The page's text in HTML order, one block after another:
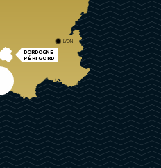
DORDOGNE
PÉRIGORD
LYON